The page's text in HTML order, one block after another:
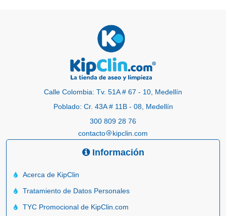
Calle Colombia: Tv. 51A # 67 - 10, Medellín
Poblado: Cr. 43A # 11B - 08, Medellín
300 809 28 76
contacto
kipclin.com
Información
Acerca de KipClin
Tratamiento de Datos Personales
TYC Promocional de KipClin.com